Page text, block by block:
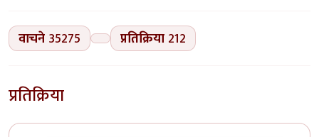
वाचने 35275 प्रतिक्रिया 212
प्रतिक्रिया